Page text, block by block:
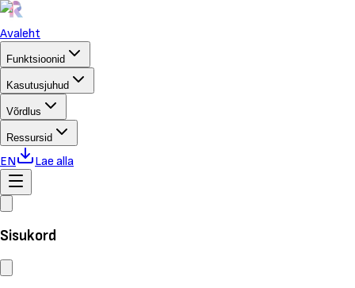
Avaleht
Funktsioonid
Kasutusjuhud
Võrdlus
Ressursid
EN Lae alla
Sisukord